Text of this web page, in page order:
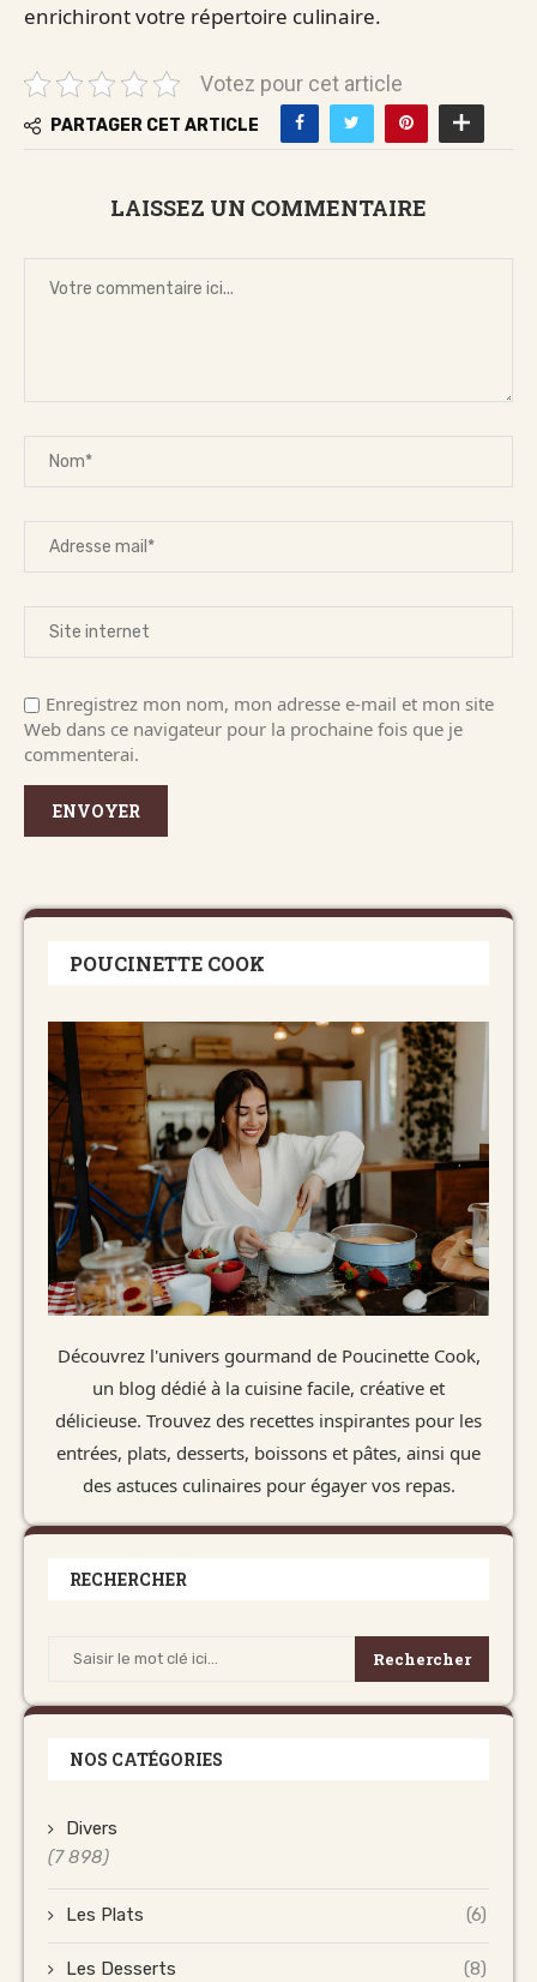
enrichiront votre répertoire culinaire.
Votez pour cet article
PARTAGER CET ARTICLE
LAISSEZ UN COMMENTAIRE
Enregistrez mon nom, mon adresse e-mail et mon site
Web dans ce navigateur pour la prochaine fois que je
commenterai.
POUCINETTE COOK
Découvrez l'univers gourmand de Poucinette Cook,
un blog dédié à la cuisine facile, créative et
délicieuse. Trouvez des recettes inspirantes pour les
entrées, plats, desserts, boissons et pâtes, ainsi que
des astuces culinaires pour égayer vos repas.
RECHERCHER
Rechercher
NOS CATÉGORIES
Divers
(7 898)
Les Plats (6)
Les Desserts (8)